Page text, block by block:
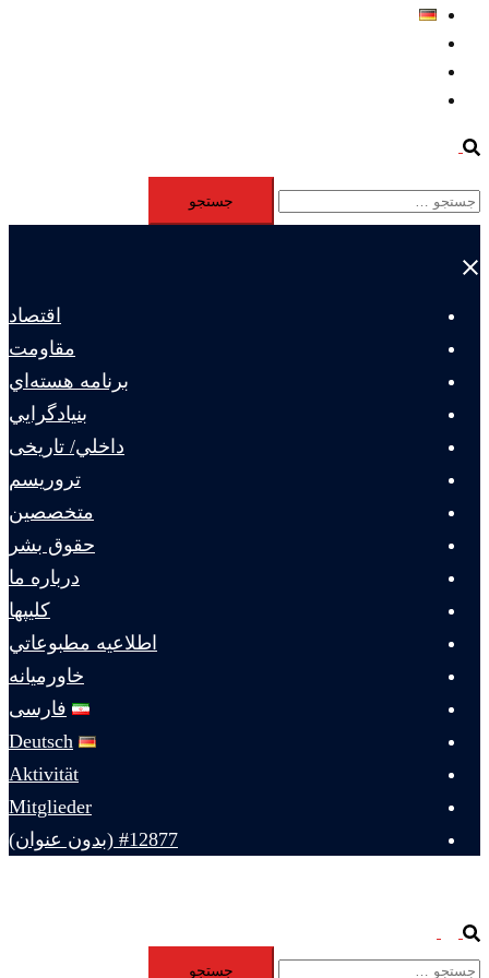
Search
جستجو
برای:
Close
اقتصاد
مقاومت
برنامه هسته‌اي
بنيادگرايي
داخلي/ تاریخی
تروريسم
متخصصين
حقوق بشر
درباره ما
كليپها
اطلاعيه مطبوعاتي
خاورميانه
فارسی
Deutsch
Aktivität
Mitglieder
#12877 (بدون عنوان)
Search
menuجستجو